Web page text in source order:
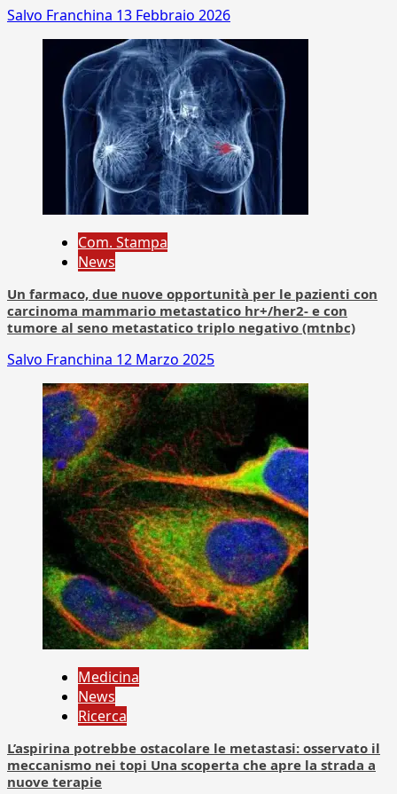
Salvo Franchina 13 Febbraio 2026
Com. Stampa
News
Un farmaco, due nuove opportunità per le pazienti con
carcinoma mammario metastatico hr+/her2- e con
tumore al seno metastatico triplo negativo (mtnbc)
Salvo Franchina 12 Marzo 2025
Medicina
News
Ricerca
L’aspirina potrebbe ostacolare le metastasi: osservato il
meccanismo nei topi Una scoperta che apre la strada a
nuove terapie